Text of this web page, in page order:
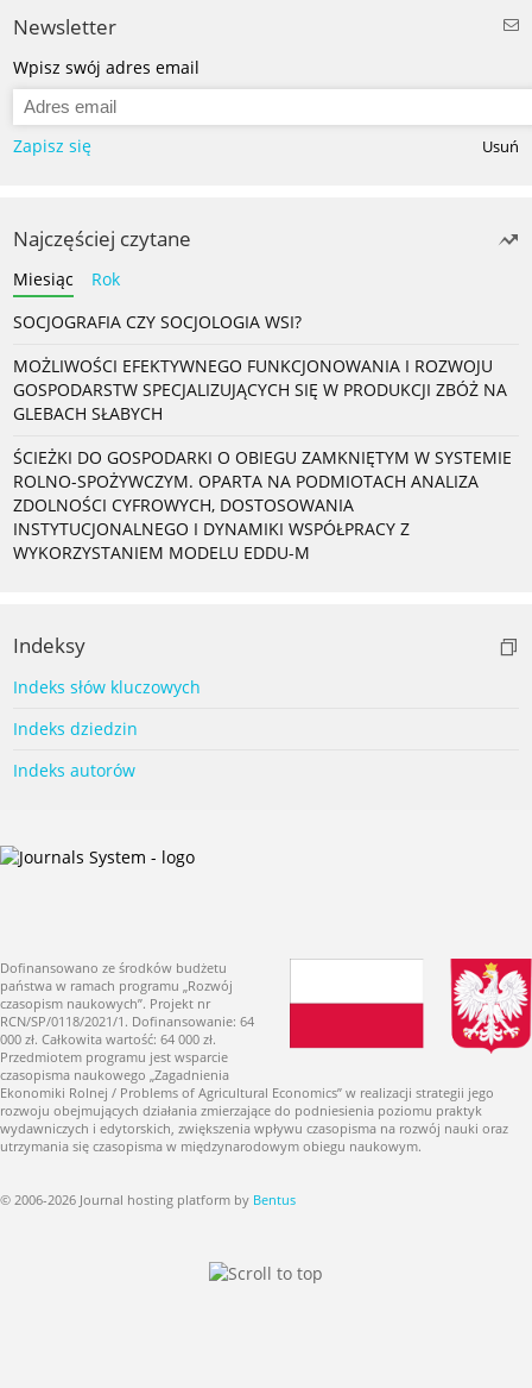
Newsletter
Wpisz swój adres email
Zapisz się Usuń
Najczęściej czytane
Miesiąc
Rok
SOCJOGRAFIA CZY SOCJOLOGIA WSI?
MOŻLIWOŚCI EFEKTYWNEGO FUNKCJONOWANIA I ROZWOJU
GOSPODARSTW SPECJALIZUJĄCYCH SIĘ W PRODUKCJI ZBÓŻ NA
GLEBACH SŁABYCH
ŚCIEŻKI DO GOSPODARKI O OBIEGU ZAMKNIĘTYM W SYSTEMIE
ROLNO-SPOŻYWCZYM. OPARTA NA PODMIOTACH ANALIZA
ZDOLNOŚCI CYFROWYCH, DOSTOSOWANIA
INSTYTUCJONALNEGO I DYNAMIKI WSPÓŁPRACY Z
WYKORZYSTANIEM MODELU EDDU-M
Indeksy
Indeks słów kluczowych
Indeks dziedzin
Indeks autorów
Dofinansowano ze środków budżetu
państwa w ramach programu „Rozwój
czasopism naukowych”. Projekt nr
RCN/SP/0118/2021/1. Dofinansowanie: 64
000 zł. Całkowita wartość: 64 000 zł.
Przedmiotem programu jest wsparcie
czasopisma naukowego „Zagadnienia
Ekonomiki Rolnej / Problems of Agricultural Economics” w realizacji strategii jego
rozwoju obejmujących działania zmierzające do podniesienia poziomu praktyk
wydawniczych i edytorskich, zwiększenia wpływu czasopisma na rozwój nauki oraz
utrzymania się czasopisma w międzynarodowym obiegu naukowym.
© 2006-2026 Journal hosting platform by Bentus